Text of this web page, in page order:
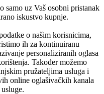
uz Vaš osobni pristanak
iskustvo kupnje.
o našim korisnicima,
ih za kontinuiranu
personaliziranih oglasa
Također možemo
pružateljima usluga i
online oglašivačkih kanala